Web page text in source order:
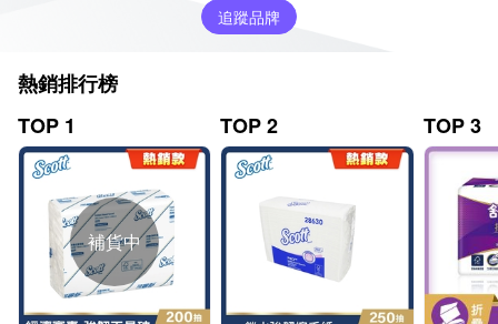
追蹤品牌
熱銷排行榜
TOP 1
補貨中
TOP 2 TOP 3